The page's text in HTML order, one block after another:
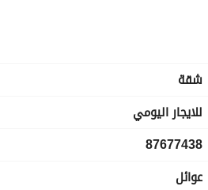
شقة
للايجار اليومي
87677438
عوائل